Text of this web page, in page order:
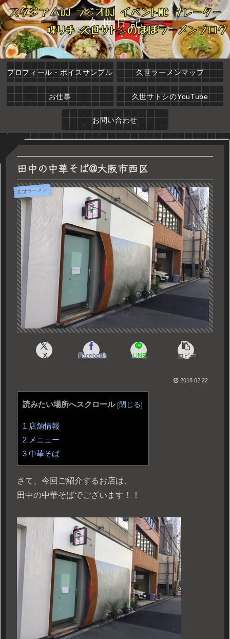
久世日記
プロフィール・ボイスサンプル 久世ラーメンマップ
お仕事 久世サトシのYouTube
お問い合わせ
田中の中華そば@大阪市西区
久世ラーメン
X Facebook LINE コピー
2018.02.22
読みたい場所へスクロール [閉じる]
1 店舗情報
2 メニュー
3 中華そば
さて、今回ご紹介するお店は、
田中の中華そばでございます！！